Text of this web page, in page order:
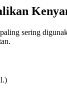
sering